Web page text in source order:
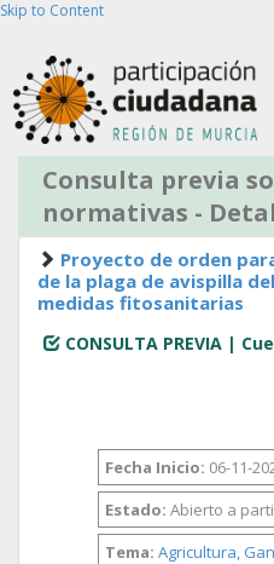
Skip to Content
Registro de
Consulta previa
normativas -
Proyecto de orden
de la plaga de avispilla
medidas fitosanitarias
CONSULTA PREVIA |
Fecha Inicio: 06-11-
Estado: Abierto a
Tema: Agricultura,